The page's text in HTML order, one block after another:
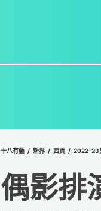
十八有藝 新界 西貢 2022-23
偶影排